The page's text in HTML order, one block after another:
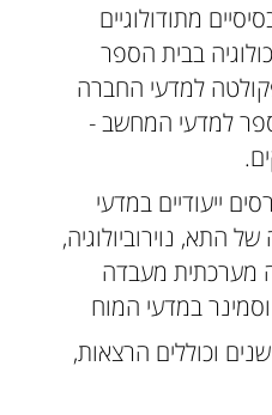
מתודולוגיים
בבית הספר
למדעי החברה
למדעי המחשב -
ייעודיים במדעי
של התא, נוירוביולוגיה,
מערכתית מעבדה
וסמינר במדעי המוח
וכוללים הרצאות,